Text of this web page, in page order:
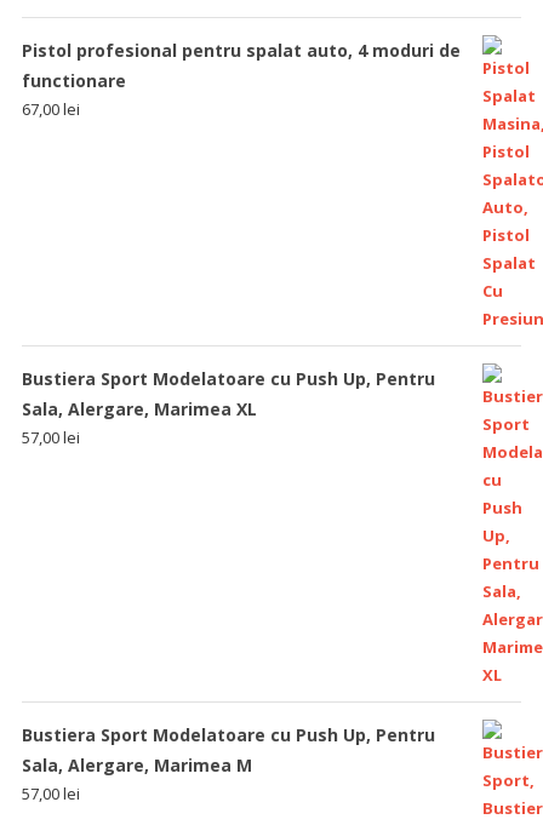
Pistol profesional pentru spalat auto, 4 moduri de
functionare
67,00lei
Bustiera Sport Modelatoare cu Push Up, Pentru
Sala, Alergare, Marimea XL
57,00lei
Bustiera Sport Modelatoare cu Push Up, Pentru
Sala, Alergare, Marimea M
57,00lei